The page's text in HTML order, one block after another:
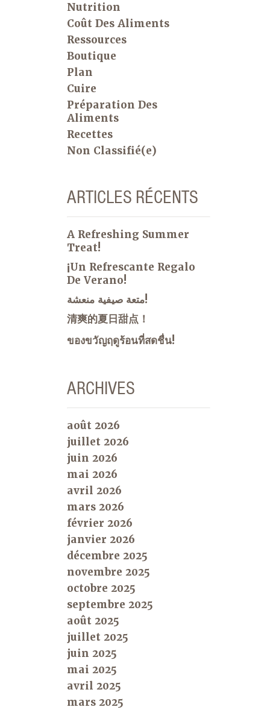
Nutrition
Coût Des Aliments
Ressources
Boutique
Plan
Cuire
Préparation Des
Aliments
Recettes
Non Classifié(e)
ARTICLES RÉCENTS
A Refreshing Summer
Treat!
¡Un Refrescante Regalo
De Verano!
متعة صيفية منعشة!
清爽的夏日甜点！
ของขวัญฤดูร้อนที่สดชื่น!
ARCHIVES
août 2026
juillet 2026
juin 2026
mai 2026
avril 2026
mars 2026
février 2026
janvier 2026
décembre 2025
novembre 2025
octobre 2025
septembre 2025
août 2025
juillet 2025
juin 2025
mai 2025
avril 2025
mars 2025